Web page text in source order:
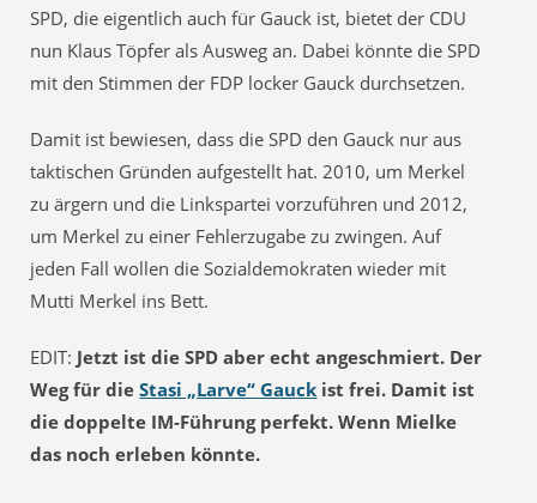
SPD, die eigentlich auch für Gauck ist, bietet der CDU
nun Klaus Töpfer als Ausweg an. Dabei könnte die SPD
mit den Stimmen der FDP locker Gauck durchsetzen.
Damit ist bewiesen, dass die SPD den Gauck nur aus
taktischen Gründen aufgestellt hat. 2010, um Merkel
zu ärgern und die Linkspartei vorzuführen und 2012,
um Merkel zu einer Fehlerzugabe zu zwingen. Auf
jeden Fall wollen die Sozialdemokraten wieder mit
Mutti Merkel ins Bett.
EDIT: Jetzt ist die SPD aber echt angeschmiert. Der
Weg für dieStasi „Larve“ Gauck ist frei. Damit ist
die doppelte IM-Führung perfekt. Wenn Mielke
das noch erleben könnte.